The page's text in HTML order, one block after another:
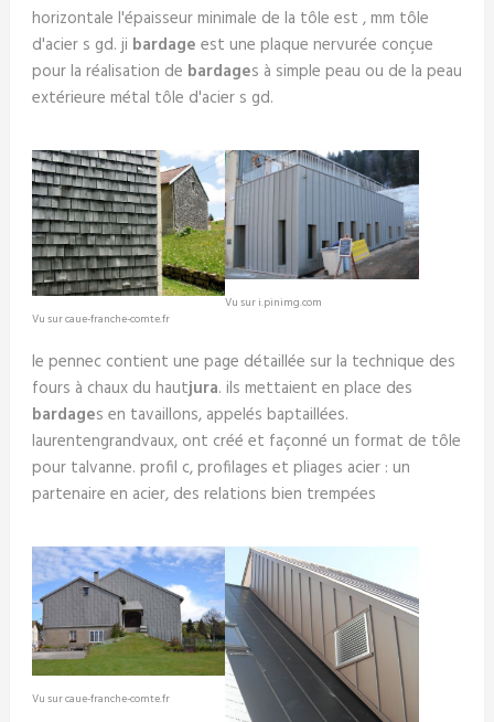
horizontale l'épaisseur minimale de la tôle est , mm tôle
d'acier s gd. ji bardage est une plaque nervurée conçue
pour la réalisation de bardages à simple peau ou de la peau
extérieure métal tôle d'acier s gd.
Vu sur caue-franche-comte.fr
Vu sur i.pinimg.com
le pennec contient une page détaillée sur la technique des
fours à chaux du hautjura. ils mettaient en place des
bardages en tavaillons, appelés baptaillées.
laurentengrandvaux, ont créé et façonné un format de tôle
pour talvanne. profil c, profilages et pliages acier : un
partenaire en acier, des relations bien trempées
Vu sur caue-franche-comte.fr